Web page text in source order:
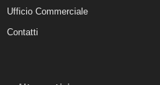
Ufficio Commerciale
Contatti